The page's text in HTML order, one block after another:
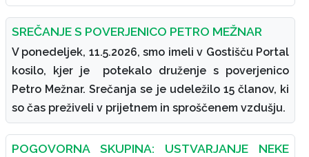
SREČANJE S POVERJENICO PETRO MEŽNAR
V ponedeljek, 11.5.2026, smo imeli v Gostišču Portal
kosilo, kjer je potekalo druženje s poverjenico
Petro Mežnar. Srečanja se je udeležilo 15 članov, ki
so čas preživeli v prijetnem in sproščenem vzdušju.
POGOVORNA SKUPINA: USTVARJANJE NEKE